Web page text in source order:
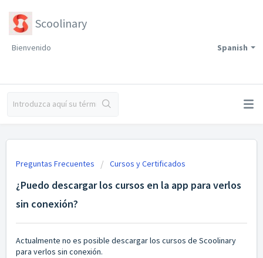
Scoolinary
Spanish
Bienvenido
Preguntas Frecuentes Cursos y Certificados
¿Puedo descargar los cursos en la app para verlos
sin conexión?
Actualmente no es posible descargar los cursos de Scoolinary
para verlos sin conexión.